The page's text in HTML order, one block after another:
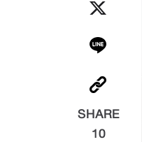
SHARE
10